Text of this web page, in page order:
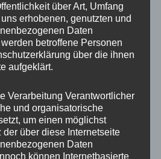
über Art, Umfang
erhobenen, genutzten und
Daten
betroffene Personen
über die ihnen
aufgeklärt.
Verarbeitung Verantwortlicher
und organisatorische
um einen möglichst
der über diese Internetseite
Daten
können Internetbasierte